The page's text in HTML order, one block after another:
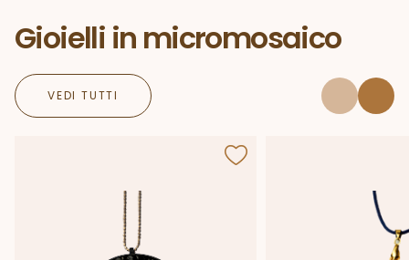
Gioielli in micromosaico
VEDI TUTTI